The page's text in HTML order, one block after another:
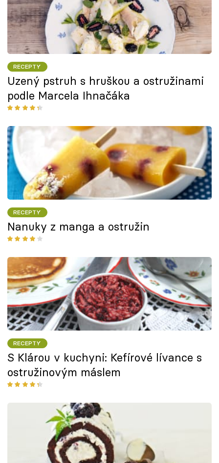
RECEPTY
Uzený pstruh s hruškou a ostružinami
podle Marcela Ihnačáka
RECEPTY
Nanuky z manga a ostružin
RECEPTY
S Klárou v kuchyni: Kefírové lívance s
ostružinovým máslem